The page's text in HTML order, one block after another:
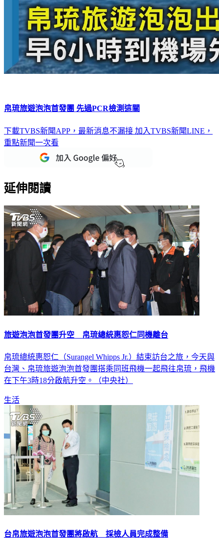
帛琉旅遊泡泡首發團 先過PCR檢測這關
下載TVBS新聞APP，最新消息不漏接 加入TVBS新聞LINE，
重點新聞一次看
延伸閱讀
旅遊泡泡首發團升空 帛琉總統惠恕仁同機離台
帛琉總統惠恕仁（Surangel Whipps Jr.）結束訪台之旅，今天與
台灣、帛琉旅遊泡泡首發團搭乘同班飛機一起飛往帛琉，飛機
在下午3時18分啟航升空。（中央社）
生活
台帛旅遊泡泡首發團將啟航 採檢人員完成整備